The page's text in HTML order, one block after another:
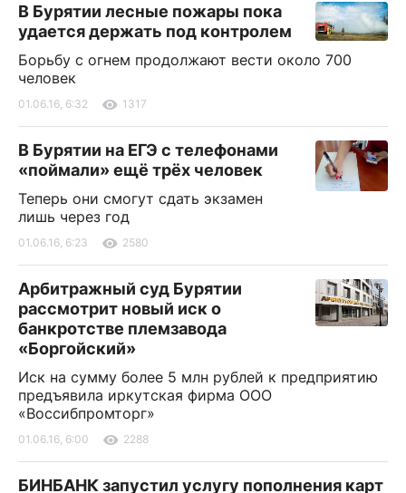
В Бурятии лесные пожары пока
удается держать под контролем
Борьбу с огнем продолжают вести около 700
человек
01.06.16, 6:32 1317
В Бурятии на ЕГЭ с телефонами
«поймали» ещё трёх человек
Теперь они смогут сдать экзамен
лишь через год
01.06.16, 6:23 2580
Арбитражный суд Бурятии
рассмотрит новый иск о
банкротстве племзавода
«Боргойский»
Иск на сумму более 5 млн рублей к предприятию
предъявила иркутская фирма ООО
«Воссибпромторг»
01.06.16, 6:00 2288
БИНБАНК запустил услугу пополнения карт